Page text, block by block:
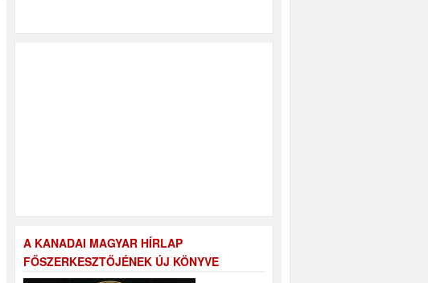
A KANADAI MAGYAR HÍRLAP
FŐSZERKESZTŐJÉNEK ÚJ KÖNYVE